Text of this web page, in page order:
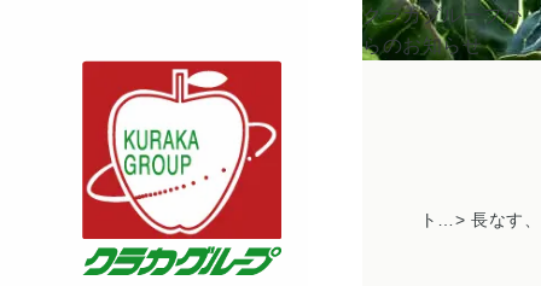
クラカグループか
らのお知らせ
トピックス一覧